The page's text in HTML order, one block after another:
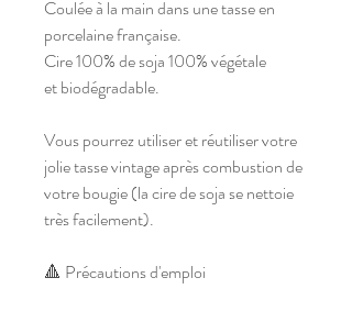
Coulée à la main dans une tasse en
porcelaine française.
Cire 100% de soja 100% végétale
et biodégradable.
Vous pourrez utiliser et réutiliser votre
jolie tasse vintage après combustion de
votre bougie (la cire de soja se nettoie
très facilement).
🔺 Précautions d'emploi